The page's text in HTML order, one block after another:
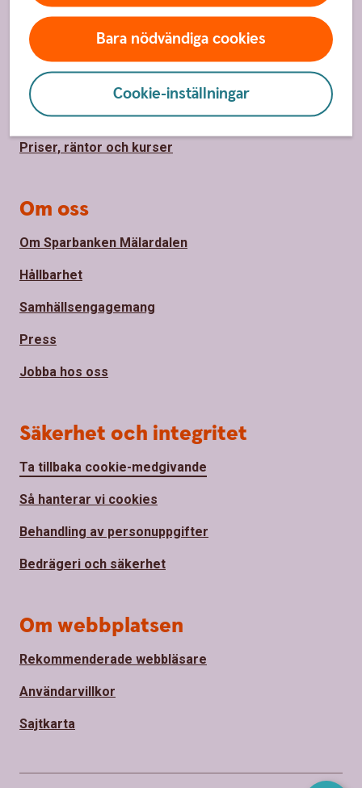
Bara nödvändiga cookies
Cookie-inställningar
Kontakt
Spärrhjälp
Hitta bankkontor
Bli kund
Priser, räntor och kurser
Om oss
Om Sparbanken Mälardalen
Hållbarhet
Samhällsengagemang
Press
Jobba hos oss
Säkerhet och integritet
Ta tillbaka cookie-medgivande
Så hanterar vi cookies
Behandling av personuppgifter
Bedrägeri och säkerhet
Om webbplatsen
Rekommenderade webbläsare
Användarvillkor
Sajtkarta